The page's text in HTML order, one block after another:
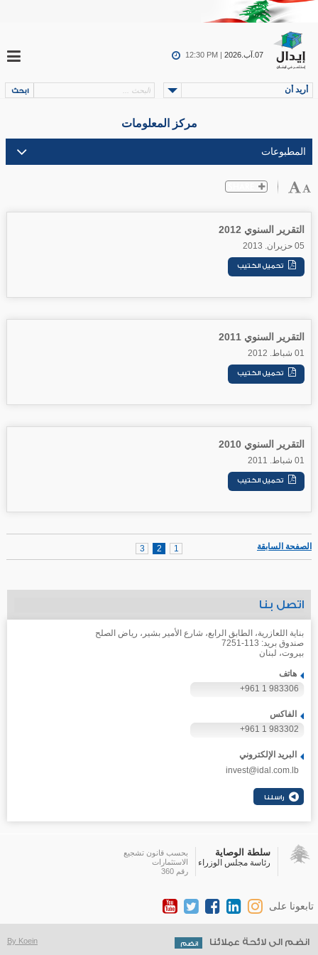
07.آب.2026 12:30 PM |
أريد أن
مركز المعلومات
التقرير السنوي 2012
05 حزيران. 2013
التقرير السنوي 2011
01 شباط. 2012
التقرير السنوي 2010
01 شباط. 2011
1
2
3 الصفحة السابقة
اتصل بنا
بناية اللعازرية، الطابق الرابع، شارع الأمير بشير، رياض الصلح
صندوق بريد: 113-7251
بيروت، لبنان
هاتف
+961 1 983306
الفاكس
+961 1 983302
البريد الإلكتروني
invest@idal.com.lb
سلطة الوصاية
رئاسة مجلس الوزراء
بحسب قانون تشجيع
الاستثمارات
رقم 360
By Koein انضم الى لائحة عملائنا
تابعونا على